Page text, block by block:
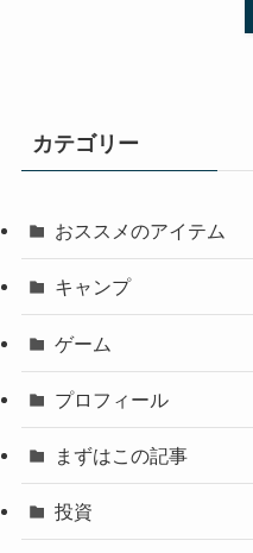
カテゴリー
おススメのアイテム
キャンプ
ゲーム
プロフィール
まずはこの記事
投資